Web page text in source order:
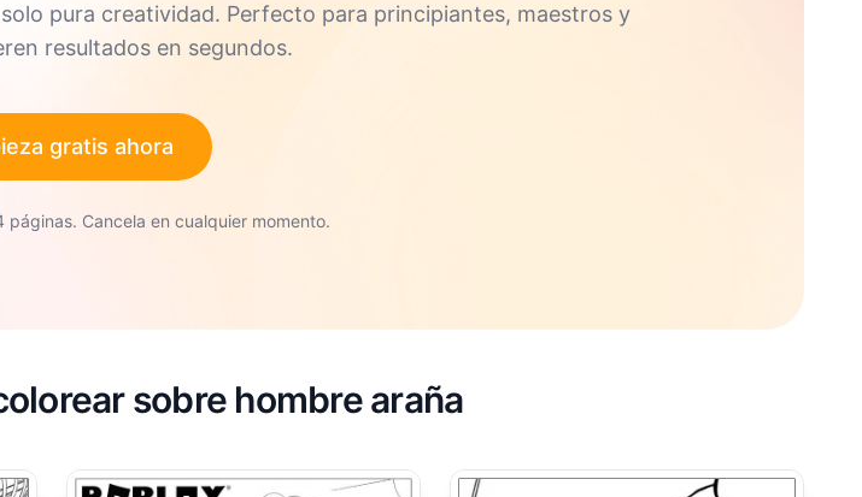
pura creatividad. Perfecto para principiantes, maestros y
resultados en segundos.
gratis ahora
Cancela en cualquier momento.
sobre hombre araña